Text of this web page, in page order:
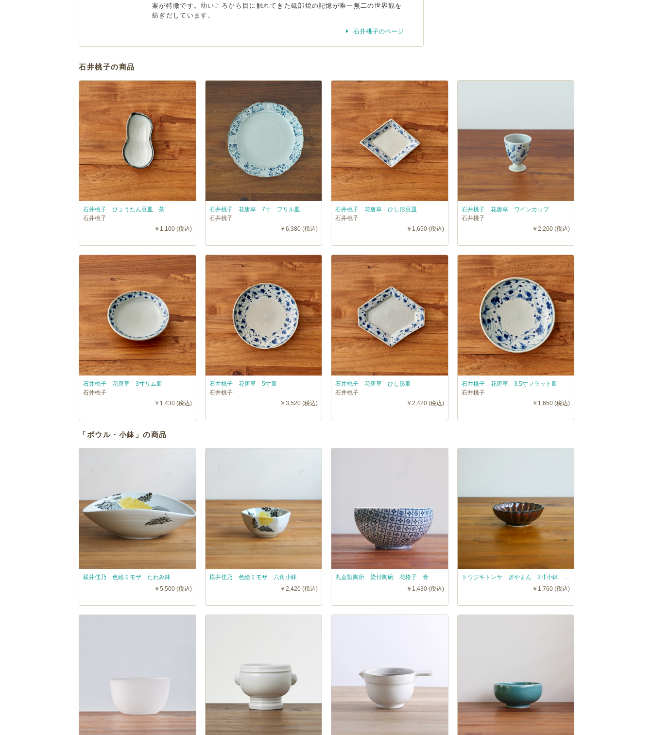
案が特徴です。幼いころから目に触れてきた砥部焼の記憶が唯一無二の世界観を
紡ぎだしています。
石井桃子のページ
石井桃子の商品
石井桃子 ひょうたん豆皿 茶
石井桃子
￥1,100 (税込)
石井桃子 花唐草 7寸 フリル皿
石井桃子
￥6,380 (税込)
石井桃子 花唐草 ひし形豆皿
石井桃子
￥1,650 (税込)
石井桃子 花唐草 ワインカップ
石井桃子
￥2,200 (税込)
石井桃子 花唐草 3寸リム皿
石井桃子
￥1,430 (税込)
石井桃子 花唐草 5寸皿
石井桃子
￥3,520 (税込)
石井桃子 花唐草 ひし形皿
石井桃子
￥2,420 (税込)
石井桃子 花唐草 3.5寸フラット皿
石井桃子
￥1,650 (税込)
「ボウル・小鉢」の商品
横井佳乃 色絵ミモザ たわみ鉢
￥5,500 (税込)
横井佳乃 色絵ミモザ 六角小鉢
￥2,420 (税込)
丸直製陶所 染付陶碗 花格子 青
￥1,430 (税込)
トウジキトンヤ ぎやまん 3寸小鉢 漆 / TOJIKI TONYA
￥1,760 (税込)